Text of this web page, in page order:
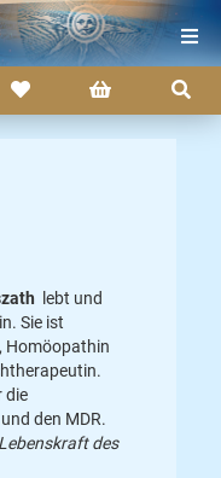
lebt und
Sie ist
Homöopathin
die
den MDR.
des